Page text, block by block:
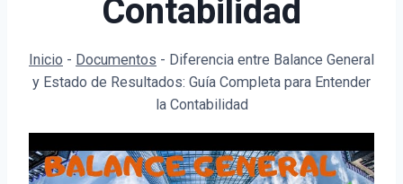
Contabilidad
Inicio - Documentos - Diferencia entre Balance General
y Estado de Resultados: Guía Completa para Entender
la Contabilidad